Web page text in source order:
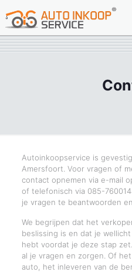
Autoinkoopservice is
Amersfoort. Voor vragen of
contact opnemen via e-mail
of telefonisch via 085-
je vragen te beantwoorden
We begrijpen dat het
beslissing is en dat je
hebt voordat je deze stap
al je vragen en zorgen. Of
auto, het inleveren van de